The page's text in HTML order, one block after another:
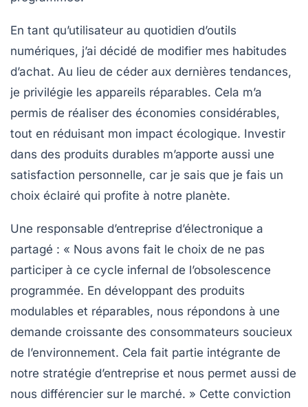
En tant qu’utilisateur au quotidien d’outils
numériques, j’ai décidé de modifier mes habitudes
d’achat. Au lieu de céder aux dernières tendances,
je privilégie les appareils réparables. Cela m’a
permis de réaliser des économies considérables,
tout en réduisant mon impact écologique. Investir
dans des produits durables m’apporte aussi une
satisfaction personnelle, car je sais que je fais un
choix éclairé qui profite à notre planète.
Une responsable d’entreprise d’électronique a
partagé : « Nous avons fait le choix de ne pas
participer à ce cycle infernal de l’obsolescence
programmée. En développant des produits
modulables et réparables, nous répondons à une
demande croissante des consommateurs soucieux
de l’environnement. Cela fait partie intégrante de
notre stratégie d’entreprise et nous permet aussi de
nous différencier sur le marché. » Cette conviction